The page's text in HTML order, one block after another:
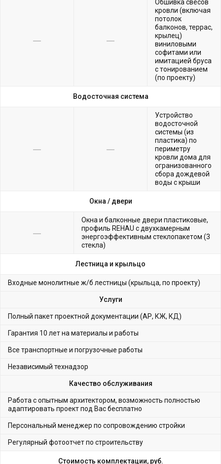
Обшивка свесов
кровли (включая
потолок
балконов, террас,
крылец)
виниловыми
софитами или
имитацией бруса
с тонированием
(по проекту)
Водосточная система
Устройство
водосточной
системы (из
пластика) по
периметру
кровли дома для
огранизованного
сбора дождевой
воды с крыши
Окна / двери
Окна и балконные двери пластиковые,
профиль REHAU с двухкамерным
энергоэффективным стеклопакетом (3
стекла)
Лестница и крыльцо
Входные монолитные ж/б лестницы (крыльца, по проекту)
Услуги
Полный пакет проектной документации (АР, КЖ, КД)
Гарантия 10 лет на материалы и работы
Все транспортные и погрузочные работы
Независимый технадзор
Качество обслуживания
Работа с опытным архитектором, возможность полностью
адаптировать проект под Вас бесплатно
Персональный менеджер по сопровождению стройки
Регулярный фотоотчет по строительству
Стоимость комплектации, руб.